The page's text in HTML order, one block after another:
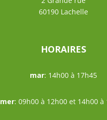
60190 Lachelle
HORAIRES
mar: 14h00 à 17h45
mer: 09h00 à 12h00 et 14h00 à